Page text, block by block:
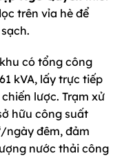
trên vỉa hè để
có tổng công
kVA, lấy trực tiếp
lược. Trạm xử
hữu công suất
ngày đêm, đảm
nước thải công